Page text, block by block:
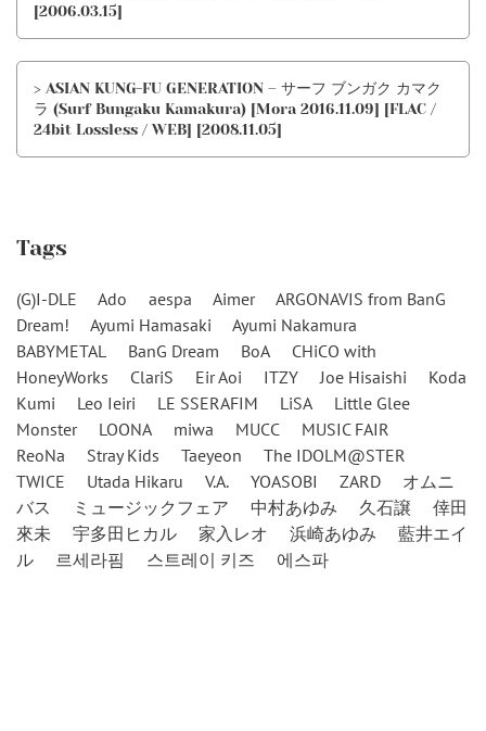
[2006.03.15]
> ASIAN KUNG-FU GENERATION – サーフ ブンガク カマク
ラ (Surf Bungaku Kamakura) [Mora 2016.11.09] [FLAC /
24bit Lossless / WEB] [2008.11.05]
Tags
(G)I-DLE Ado aespa Aimer
ARGONAVIS from BanG
Dream!
Ayumi Hamasaki
Ayumi Nakamura
BABYMETAL
BanG Dream BoA
CHiCO with
HoneyWorks
ClariS Eir Aoi ITZY Joe Hisaishi
Koda
Kumi
Leo Ieiri LE SSERAFIM LiSA
Little Glee
Monster
LOONA miwa MUCC
MUSIC FAIR
ReoNa
Stray Kids Taeyeon
The IDOLM@STER
TWICE
Utada Hikaru V.A. YOASOBI ZARD
オムニ
バス
ミュージックフェア 中村あゆみ 久石譲
倖田
來未
宇多田ヒカル 家入レオ 浜崎あゆみ
藍井エイ
ル
르세라핌 스트레이 키즈 에스파